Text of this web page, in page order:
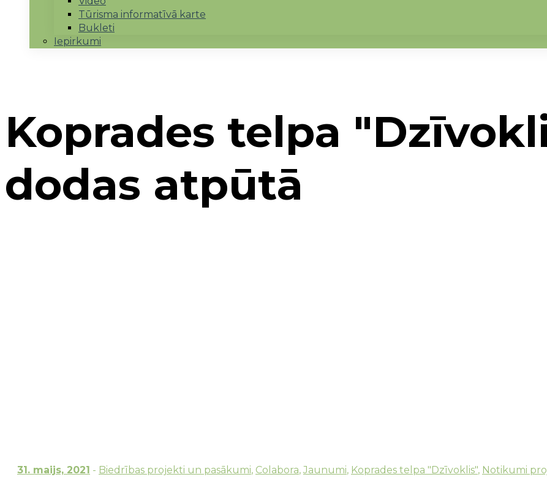
Tūrisma informatīvā karte
Bukleti
Iepirkumi
Koprades telpa
dodas atpūtā
31. maijs, 2021 - Biedrības projekti un pasākumi, Colabora, Jaunumi, Koprades telpa "Dzīvoklis", Notikumi